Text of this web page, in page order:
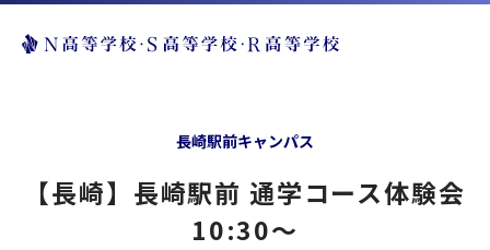
長崎駅前キャンパス
【長崎】長崎駅前 通学コース体験会
10:30〜